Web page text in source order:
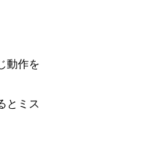
動作を
とミス